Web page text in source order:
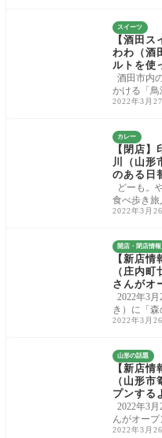
スイーツ
【酒田
わわ（酒
ルトを使
酒田市内
かける「鳥
ーグルトを
2022年3月27
カレー
【閉店
川（山形
のある日
した！
どーも。
食べ歩き旅
形市鈴川に
2022年3月26
開店・閉店情報
【新店
（庄内
さんがオ
2022年3
き）に「
たようです
2022年3月26
山形の話題
【新店
（山形
プンする
2022年3
んがオー
「北海道レ
2022年3月26